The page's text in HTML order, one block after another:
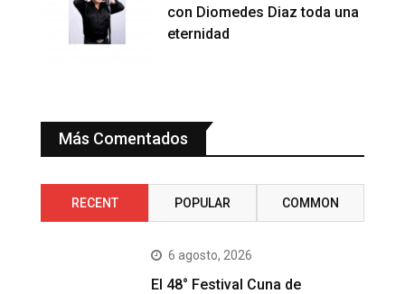
con Diomedes Diaz toda una
eternidad
Más Comentados
RECENT POPULAR COMMON
6 agosto, 2026
El 48° Festival Cuna de